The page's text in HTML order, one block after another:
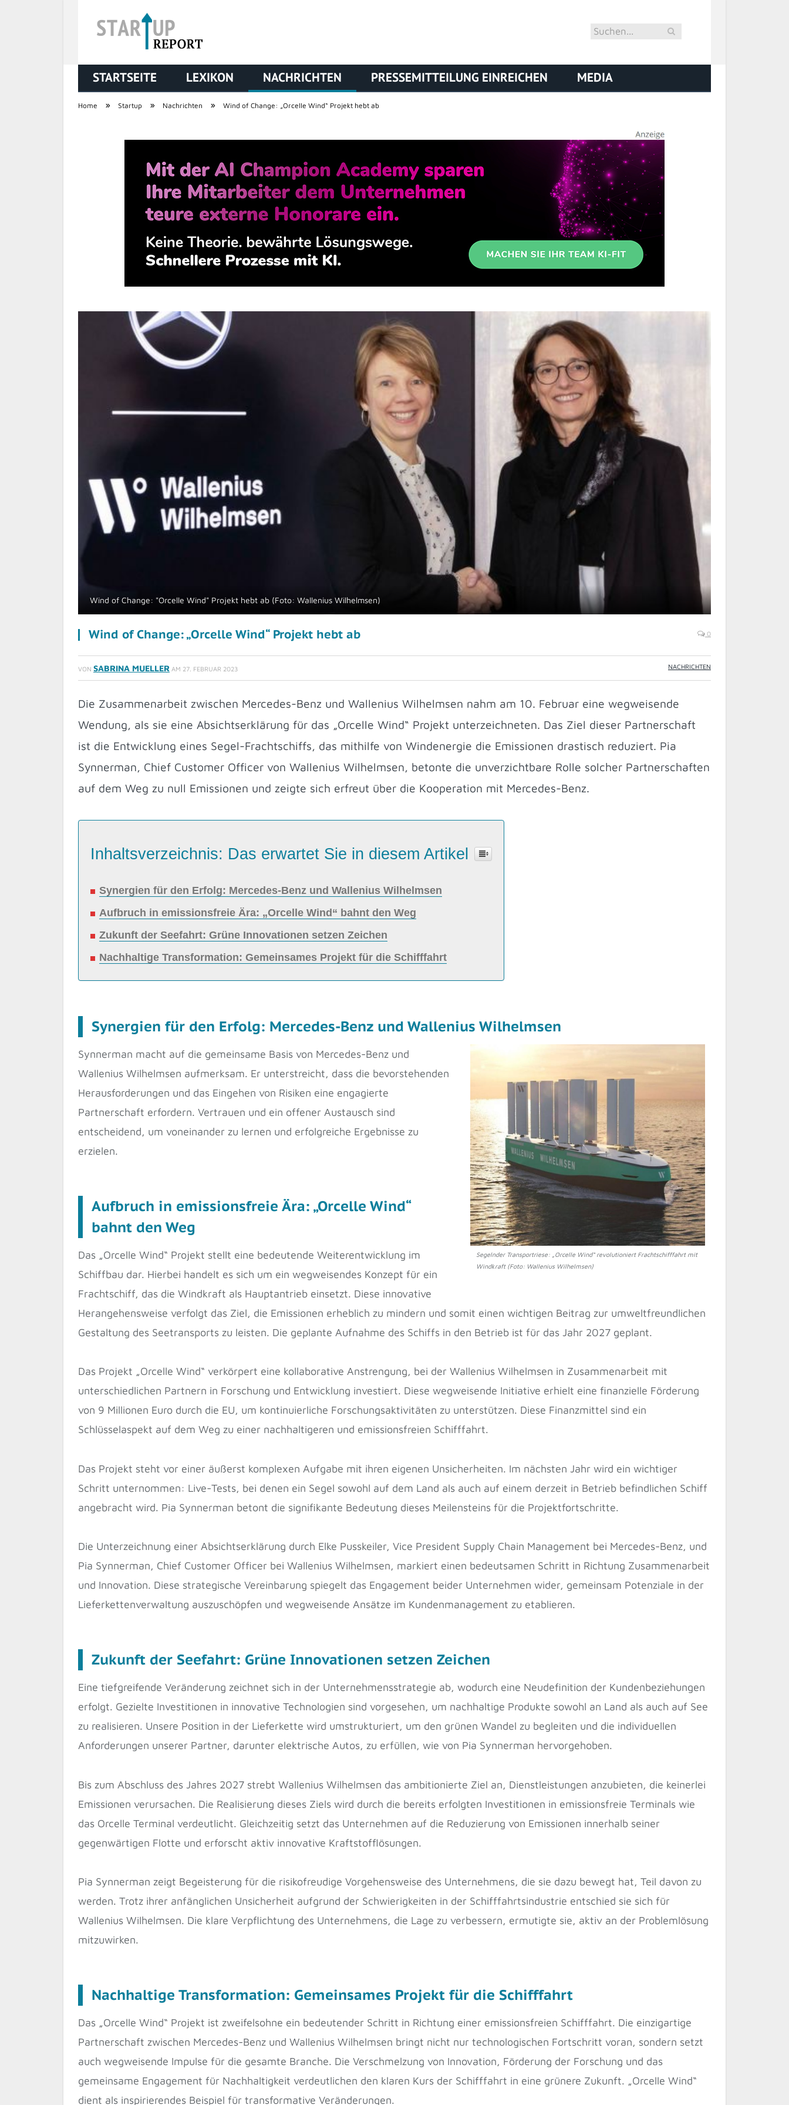
STARTUP REPORT
STARTSEITE LEXIKON NACHRICHTEN PRESSEMITTEILUNG EINREICHEN MEDIA
Home » Startup » Nachrichten » Wind of Change: „Orcelle Wind“ Projekt hebt ab
Wind of Change: "Orcelle Wind" Projekt hebt ab (Foto: Wallenius Wilhelmsen)
Wind of Change: „Orcelle Wind“ Projekt hebt ab 0
VON SABRINA MUELLER AM 27. FEBRUAR 2023 NACHRICHTEN
Die Zusammenarbeit zwischen Mercedes-Benz und Wallenius Wilhelmsen nahm am 10. Februar eine wegweisende
Wendung, als sie eine Absichtserklärung für das „Orcelle Wind“ Projekt unterzeichneten. Das Ziel dieser Partnerschaft
ist die Entwicklung eines Segel-Frachtschiffs, das mithilfe von Windenergie die Emissionen drastisch reduziert. Pia
Synnerman, Chief Customer Officer von Wallenius Wilhelmsen, betonte die unverzichtbare Rolle solcher Partnerschaften
auf dem Weg zu null Emissionen und zeigte sich erfreut über die Kooperation mit Mercedes-Benz.
Inhaltsverzeichnis: Das erwartet Sie in diesem Artikel
Synergien für den Erfolg: Mercedes-Benz und Wallenius Wilhelmsen
Aufbruch in emissionsfreie Ära: „Orcelle Wind“ bahnt den Weg
Zukunft der Seefahrt: Grüne Innovationen setzen Zeichen
Nachhaltige Transformation: Gemeinsames Projekt für die Schifffahrt
Synergien für den Erfolg: Mercedes-Benz und Wallenius Wilhelmsen
Segelnder Transportriese: „Orcelle Wind“ revolutioniert Frachtschifffahrt mit
Windkraft (Foto: Wallenius Wilhelmsen)
Synnerman macht auf die gemeinsame Basis von Mercedes-Benz und
Wallenius Wilhelmsen aufmerksam. Er unterstreicht, dass die bevorstehenden
Herausforderungen und das Eingehen von Risiken eine engagierte
Partnerschaft erfordern. Vertrauen und ein offener Austausch sind
entscheidend, um voneinander zu lernen und erfolgreiche Ergebnisse zu
erzielen.
Aufbruch in emissionsfreie Ära: „Orcelle Wind“
bahnt den Weg
Das „Orcelle Wind“ Projekt stellt eine bedeutende Weiterentwicklung im
Schiffbau dar. Hierbei handelt es sich um ein wegweisendes Konzept für ein
Frachtschiff, das die Windkraft als Hauptantrieb einsetzt. Diese innovative
Herangehensweise verfolgt das Ziel, die Emissionen erheblich zu mindern und somit einen wichtigen Beitrag zur umweltfreundlichen
Gestaltung des Seetransports zu leisten. Die geplante Aufnahme des Schiffs in den Betrieb ist für das Jahr 2027 geplant.
Das Projekt „Orcelle Wind“ verkörpert eine kollaborative Anstrengung, bei der Wallenius Wilhelmsen in Zusammenarbeit mit
unterschiedlichen Partnern in Forschung und Entwicklung investiert. Diese wegweisende Initiative erhielt eine finanzielle Förderung
von 9 Millionen Euro durch die EU, um kontinuierliche Forschungsaktivitäten zu unterstützen. Diese Finanzmittel sind ein
Schlüsselaspekt auf dem Weg zu einer nachhaltigeren und emissionsfreien Schifffahrt.
Das Projekt steht vor einer äußerst komplexen Aufgabe mit ihren eigenen Unsicherheiten. Im nächsten Jahr wird ein wichtiger
Schritt unternommen: Live-Tests, bei denen ein Segel sowohl auf dem Land als auch auf einem derzeit in Betrieb befindlichen Schiff
angebracht wird. Pia Synnerman betont die signifikante Bedeutung dieses Meilensteins für die Projektfortschritte.
Die Unterzeichnung einer Absichtserklärung durch Elke Pusskeiler, Vice President Supply Chain Management bei Mercedes-Benz, und
Pia Synnerman, Chief Customer Officer bei Wallenius Wilhelmsen, markiert einen bedeutsamen Schritt in Richtung Zusammenarbeit
und Innovation. Diese strategische Vereinbarung spiegelt das Engagement beider Unternehmen wider, gemeinsam Potenziale in der
Lieferkettenverwaltung auszuschöpfen und wegweisende Ansätze im Kundenmanagement zu etablieren.
Zukunft der Seefahrt: Grüne Innovationen setzen Zeichen
Eine tiefgreifende Veränderung zeichnet sich in der Unternehmensstrategie ab, wodurch eine Neudefinition der Kundenbeziehungen
erfolgt. Gezielte Investitionen in innovative Technologien sind vorgesehen, um nachhaltige Produkte sowohl an Land als auch auf See
zu realisieren. Unsere Position in der Lieferkette wird umstrukturiert, um den grünen Wandel zu begleiten und die individuellen
Anforderungen unserer Partner, darunter elektrische Autos, zu erfüllen, wie von Pia Synnerman hervorgehoben.
Bis zum Abschluss des Jahres 2027 strebt Wallenius Wilhelmsen das ambitionierte Ziel an, Dienstleistungen anzubieten, die keinerlei
Emissionen verursachen. Die Realisierung dieses Ziels wird durch die bereits erfolgten Investitionen in emissionsfreie Terminals wie
das Orcelle Terminal verdeutlicht. Gleichzeitig setzt das Unternehmen auf die Reduzierung von Emissionen innerhalb seiner
gegenwärtigen Flotte und erforscht aktiv innovative Kraftstofflösungen.
Pia Synnerman zeigt Begeisterung für die risikofreudige Vorgehensweise des Unternehmens, die sie dazu bewegt hat, Teil davon zu
werden. Trotz ihrer anfänglichen Unsicherheit aufgrund der Schwierigkeiten in der Schifffahrtsindustrie entschied sie sich für
Wallenius Wilhelmsen. Die klare Verpflichtung des Unternehmens, die Lage zu verbessern, ermutigte sie, aktiv an der Problemlösung
mitzuwirken.
Nachhaltige Transformation: Gemeinsames Projekt für die Schifffahrt
Das „Orcelle Wind“ Projekt ist zweifelsohne ein bedeutender Schritt in Richtung einer emissionsfreien Schifffahrt. Die einzigartige
Partnerschaft zwischen Mercedes-Benz und Wallenius Wilhelmsen bringt nicht nur technologischen Fortschritt voran, sondern setzt
auch wegweisende Impulse für die gesamte Branche. Die Verschmelzung von Innovation, Förderung der Forschung und das
gemeinsame Engagement für Nachhaltigkeit verdeutlichen den klaren Kurs der Schifffahrt in eine grünere Zukunft. „Orcelle Wind“
dient als inspirierendes Beispiel für transformative Veränderungen.